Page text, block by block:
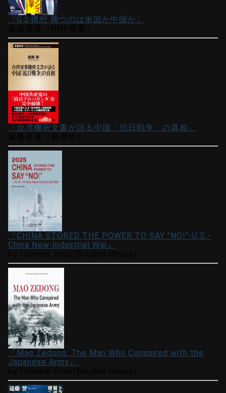
『G２構想 勝つのは米国か中国か』
『台湾機密文書が語る中国「抗日戦争」の真相』
『CHINA STORED THE POWER TO SAY "NO!"-U.S.-
China New Industrial War』
『Mao Zedong: The Man Who Conspired with the
Japanese Army』